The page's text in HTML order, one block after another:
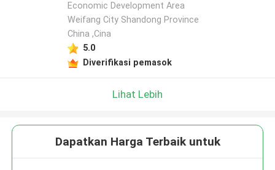
Economic Development Area
Weifang City Shandong Province
China ,Cina
5.0
Diverifikasi pemasok
Lihat Lebih
Dapatkan Harga Terbaik untuk